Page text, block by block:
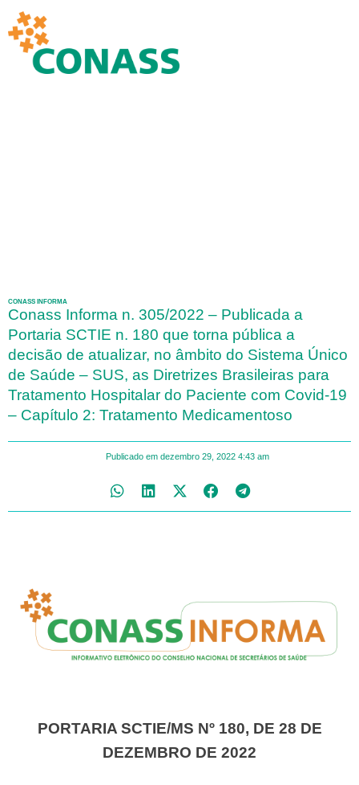
CONASS INFORMA
Conass Informa n. 305/2022 – Publicada a
Portaria SCTIE n. 180 que torna pública a
decisão de atualizar, no âmbito do Sistema Único
de Saúde – SUS, as Diretrizes Brasileiras para
Tratamento Hospitalar do Paciente com Covid-19
– Capítulo 2: Tratamento Medicamentoso
Publicado em dezembro 29, 2022 4:43 am
PORTARIA SCTIE/MS Nº 180, DE 28 DE
DEZEMBRO DE 2022